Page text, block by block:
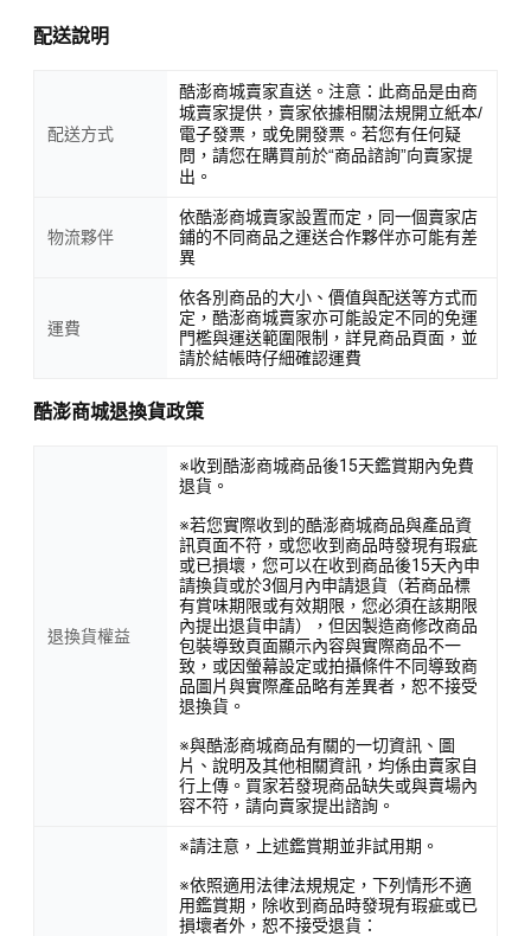
配送說明
配送方式
酷澎商城賣家直送。注意：此商品是由商
城賣家提供，賣家依據相關法規開立紙本/
電子發票，或免開發票。若您有任何疑
問，請您在購買前於“商品諮詢”向賣家提
出。
物流夥伴
依酷澎商城賣家設置而定，同一個賣家店
鋪的不同商品之運送合作夥伴亦可能有差
異
運費
依各別商品的大小、價值與配送等方式而
定，酷澎商城賣家亦可能設定不同的免運
門檻與運送範圍限制，詳見商品頁面，並
請於結帳時仔細確認運費
酷澎商城退換貨政策
退換貨權益
※收到酷澎商城商品後15天鑑賞期內免費
退貨。
※若您實際收到的酷澎商城商品與產品資
訊頁面不符，或您收到商品時發現有瑕疵
或已損壞，您可以在收到商品後15天內申
請換貨或於3個月內申請退貨（若商品標
有賞味期限或有效期限，您必須在該期限
內提出退貨申請），但因製造商修改商品
包裝導致頁面顯示內容與實際商品不一
致，或因螢幕設定或拍攝條件不同導致商
品圖片與實際產品略有差異者，恕不接受
退換貨。
※與酷澎商城商品有關的一切資訊、圖
片、說明及其他相關資訊，均係由賣家自
行上傳。買家若發現商品缺失或與賣場內
容不符，請向賣家提出諮詢。
※請注意，上述鑑賞期並非試用期。
※依照適用法律法規規定，下列情形不適
用鑑賞期，除收到商品時發現有瑕疵或已
損壞者外，恕不接受退貨：